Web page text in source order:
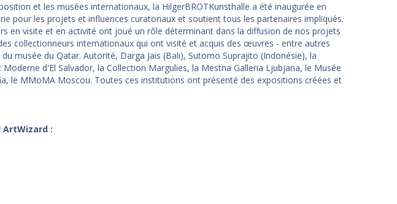
et les musées internationaux, la HilgerBROTKunsthalle a été inaugurée en
pour les projets et influences curatoriaux et soutient tous les partenaires impliqués.
en visite et en activité ont joué un rôle déterminant dans la diffusion de nos projets
collectionneurs internationaux qui ont visité et acquis des œuvres - entre autres
musée du Qatar. Autorité, Darga Jais (Bali), Sutomo Suprajito (Indonésie), la
d'El Salvador, la Collection Margulies, la Mestna Galleria Ljubjana, le Musée
le MMoMA Moscou. Toutes ces institutions ont présenté des expositions créées et
: